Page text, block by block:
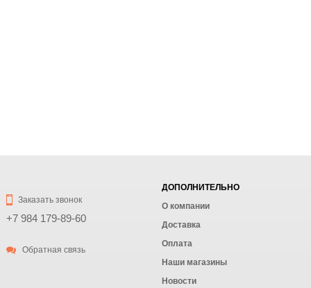
Заказать звонок
+7 984 179-89-60
Обратная связь
ДОПОЛНИТЕЛЬНО
О компании
Доставка
Оплата
Наши магазины
Новости